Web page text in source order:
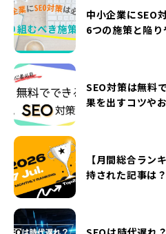
中小企業にSEO
6つの施策と陥り
SEO対策は無料
果を出すコツや
【月間総合ラン
持された記事は？